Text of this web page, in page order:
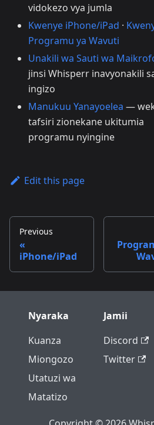
vidokezo vya jumla
Kwenye iPhone/iPad ·
Programu ya Wavuti
Unakili wa Sauti wa
jinsi Whisperr inavyonakili
ingizo
Manukuu Yanayoelea —
tafsiri zionekane ukitumia
programu nyingine
Edit this page
Previous
iPhone/iPad
Nyaraka
Kuanza
Miongozo
Utatuzi wa
Matatizo
Jamii
Discord
Twitter